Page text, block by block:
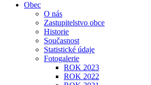
Obec
O nás
Zastupitelstvo obce
Historie
Současnost
Statistické údaje
Fotogalerie
ROK 2023
ROK 2022